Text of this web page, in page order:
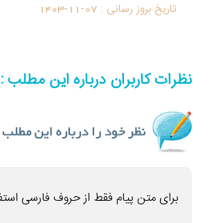
تاریخ بروز رسانی : 1403-11-07
نظرات کاربران درباره این مطلب :
برای متن پیام فقط از حروف فارسی